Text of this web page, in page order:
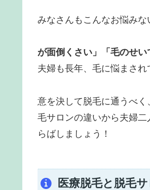
みなさんもこんなお悩みな
が面倒くさい」「毛のせい
夫婦も長年、毛に悩まされ
意を決して脱毛に通うべ
毛サロンの違いから夫婦
らばしましょう！
医療脱毛と脱毛